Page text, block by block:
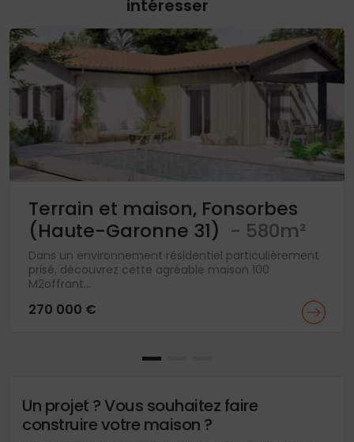
intéresser
Terrain et maison, Fonsorbes
(Haute-Garonne 31) - 580m²
Dans un environnement résidentiel particulièrement
prisé, découvrez cette agréable maison 100
M2offrant...
270 000 €
Un projet ? Vous souhaitez faire
construire votre maison ?